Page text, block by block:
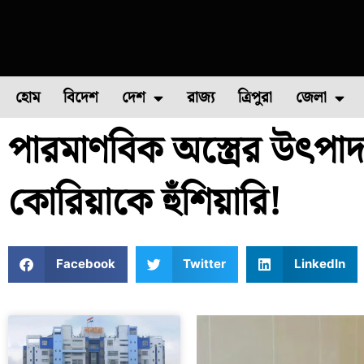
হোম বিদেশ দেশ
ফুল চাষ ফল চাষ মাছ চাষ পোল্ট্রি
রাজ্য ত্রিপুরা জেলা
উত্তর ২৪
পারমাণবিক অস্ত্রের
কোরিয়াকে হুঁশিয়ারি!
Facebook Twitter LinkedIn